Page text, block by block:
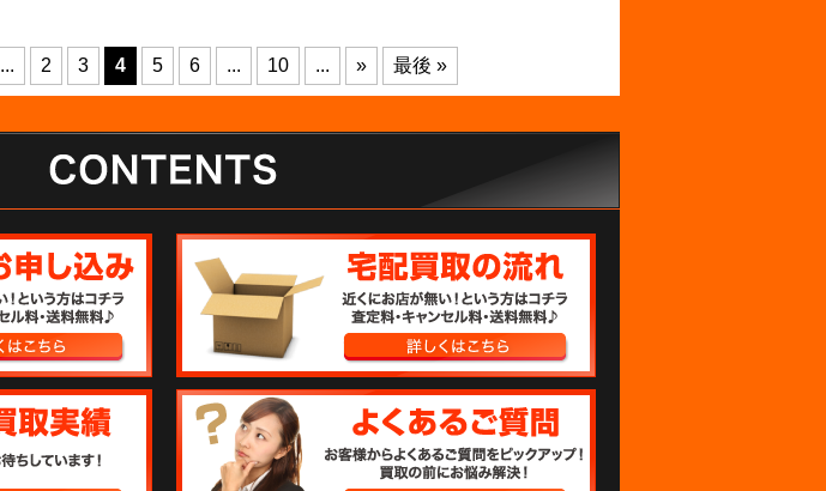
... 2 3 4 5 6 ... 10 ... » 最後 »